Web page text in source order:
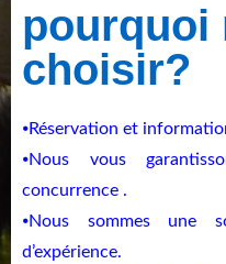
pourquoi
choisir?
⦁Réservation et
⦁Nous vous
concurrence .
⦁Nous sommes une
d’expérience.